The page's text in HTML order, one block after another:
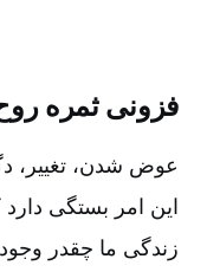
فزونی ثمره
عوض شدن‌، تغییر،
این امر بستگی
زندگی ما چقدر